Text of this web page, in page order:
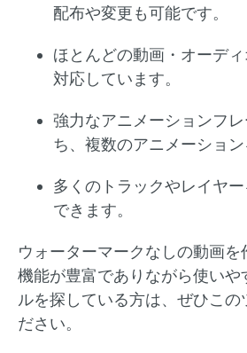
配布や変更も可能です。
ほとんどの動画・オーデ
対応しています。
強力なアニメーションフ
ち、複数のアニメーション
多くのトラックやレイヤ
できます。
ウォーターマークなしの動画を
機能が豊富でありながら使いや
ルを探している方は、ぜひこの
ださい。